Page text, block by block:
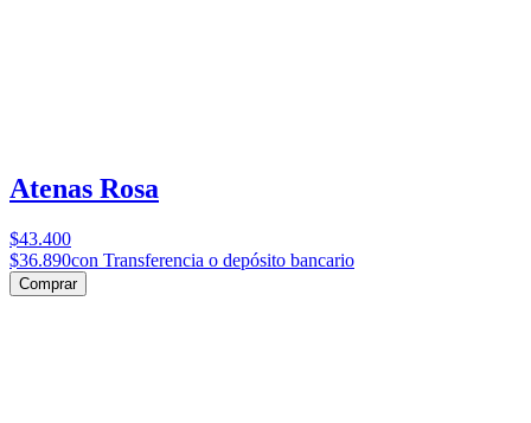
Atenas Rosa
$43.400
$36.890con Transferencia o depósito bancario
Comprar